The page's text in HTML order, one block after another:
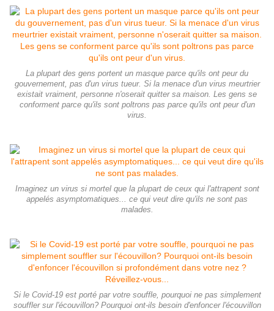
La plupart des gens portent un masque parce qu'ils ont peur du
gouvernement, pas d'un virus tueur. Si la menace d'un virus meurtrier
existait vraiment, personne n'oserait quitter sa maison. Les gens se
conforment parce qu'ils sont poltrons pas parce qu'ils ont peur d'un
virus.
Imaginez un virus si mortel que la plupart de ceux qui l'attrapent sont
appelés asymptomatiques... ce qui veut dire qu'ils ne sont pas
malades.
Si le Covid-19 est porté par votre souffle, pourquoi ne pas simplement
souffler sur l'écouvillon? Pourquoi ont-ils besoin d'enfoncer l'écouvillon